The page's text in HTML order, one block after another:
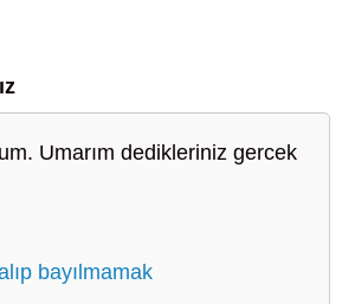
Umarım dedikleriniz gercek
bayılmamak